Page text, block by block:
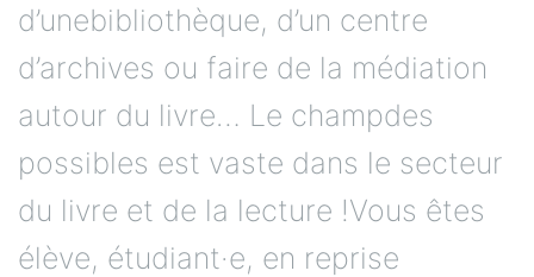
d’unebibliothèque, d’un centre
d’archives ou faire de la médiation
autour du livre… Le champdes
possibles est vaste dans le secteur
du livre et de la lecture !Vous êtes
élève, étudiant·e, en reprise